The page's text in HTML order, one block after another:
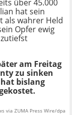
über 45.000
hat sein
als wahrer Held
Opfer ewig
am Freitag
zu sinken
bislang
via ZUMA Press Wire/dpa